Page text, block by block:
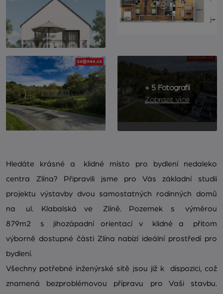
+ 5 Fotografií
Zobrazit více
Hledáte krásné a klidné místo pro bydlení nedaleko
centra Zlína? Připravili jsme pro Vás základní studii
projektu výstavby dvou samostatných rodinných domů
na ul. Klabalská ve Zlíně. Pozemek s výměrou
879m2 s jihozápadní orientací v klidné a přitom
výborně dostupné části Zlína nabízí ideální prostředí pro
bydlení.
Všechny potřebné inženýrské sítě jsou již k dispozici, což
znamená bezproblémovou přípravu pro Vaši stavbu.